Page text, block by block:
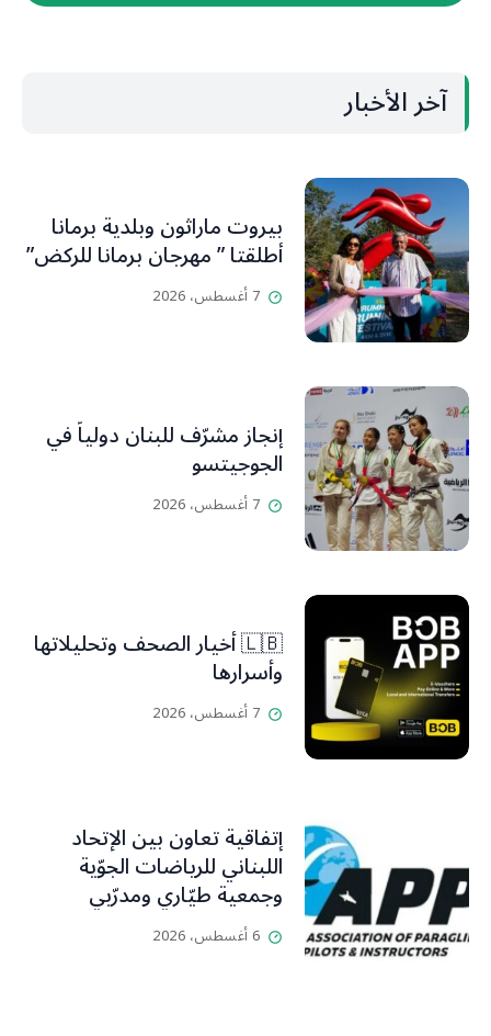
آخر الأخبار
بيروت ماراثون وبلدية برمانا
أطلقتا ” مهرجان برمانا للركض”
7 أغسطس، 2026
إنجاز مشرّف للبنان دولياً في
الجوجيتسو
7 أغسطس، 2026
🇱🇧 أخيار الصحف وتحليلاتها
وأسرارها
7 أغسطس، 2026
إتفاقية تعاون بين الإتحاد
اللبناني للرياضات الجوّية
وجمعية طيّاري ومدرّبي
الطيران الشراعي
6 أغسطس، 2026